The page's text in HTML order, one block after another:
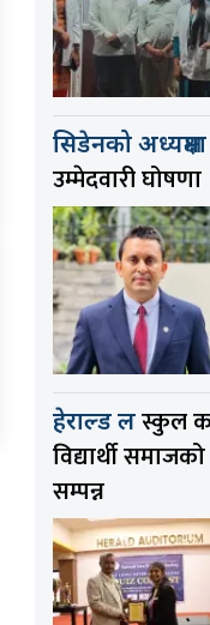
सिडेनको अध्यक्षमा
उम्मेदवारी घोषणा
हेराल्ड लस्कुल
विद्यार्थी
सम्पन्न